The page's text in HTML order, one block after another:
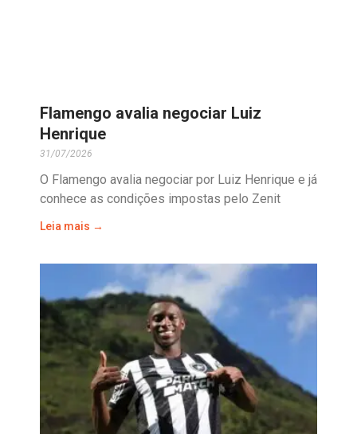
Flamengo avalia negociar Luiz
Henrique
31/07/2026
O Flamengo avalia negociar por Luiz Henrique e já
conhece as condições impostas pelo Zenit
Leia mais →